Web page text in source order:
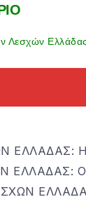
Λεσχών
ΕΛΛΑΔΑΣ: